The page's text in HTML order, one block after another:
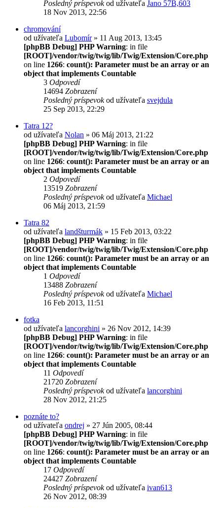
Posledný príspevokod užívateľa Jano 57B,603
18 Nov 2013, 22:56
chromování
od užívateľa Lubomír» 11 Aug 2013, 13:45
[phpBB Debug] PHP Warning: in file
[ROOT]/vendor/twig/twig/lib/Twig/Extension/Core.php
on line 1266: count(): Parameter must be an array or an
object that implements Countable
3 Odpovedí
14694 Zobrazení
Posledný príspevokod užívateľa svejdula
25 Sep 2013, 22:29
Tatra 12?
od užívateľa Nolan » 06 Máj 2013, 21:22
[phpBB Debug] PHP Warning: in file
[ROOT]/vendor/twig/twig/lib/Twig/Extension/Core.php
on line 1266: count(): Parameter must be an array or an
object that implements Countable
2 Odpovedí
13519 Zobrazení
Posledný príspevokod užívateľa Michael
06 Máj 2013, 21:59
Tatra 82
od užívateľa landšturmák » 15 Feb 2013, 03:22
[phpBB Debug] PHP Warning: in file
[ROOT]/vendor/twig/twig/lib/Twig/Extension/Core.php
on line 1266: count(): Parameter must be an array or an
object that implements Countable
1 Odpovedí
13488 Zobrazení
Posledný príspevokod užívateľa Michael
16 Feb 2013, 11:51
fotka
od užívateľa lancorghini » 26 Nov 2012, 14:39
[phpBB Debug] PHP Warning: in file
[ROOT]/vendor/twig/twig/lib/Twig/Extension/Core.php
on line 1266: count(): Parameter must be an array or an
object that implements Countable
11 Odpovedí
21720 Zobrazení
Posledný príspevokod užívateľa lancorghini
28 Nov 2012, 21:25
poznáte to?
od užívateľa ondrej » 27 Jún 2005, 08:44
[phpBB Debug] PHP Warning: in file
[ROOT]/vendor/twig/twig/lib/Twig/Extension/Core.php
on line 1266: count(): Parameter must be an array or an
object that implements Countable
17 Odpovedí
24427 Zobrazení
Posledný príspevokod užívateľa ivan613
26 Nov 2012, 08:39